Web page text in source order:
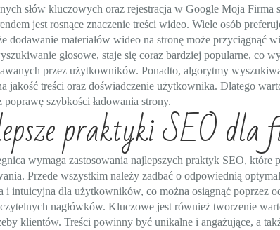
słów kluczowych oraz rejestracja w Google Moja Firma
jest rosnące znaczenie treści wideo. Wiele osób
dodawanie materiałów wideo na stronę może przyciągnąć
głosowe, staje się coraz bardziej popularne, co
przez użytkowników. Ponadto, algorytmy
jakość treści oraz doświadczenie użytkownika. Dlatego
szybkości ładowania strony.
praktyki SEO dla
wymaga zastosowania najlepszych praktyk SEO, które
Przede wszystkim należy zadbać o odpowiednią
i intuicyjna dla użytkowników, co można osiągnąć poprzez
nagłówków. Kluczowe jest również tworzenie
klientów. Treści powinny być unikalne i angażujące, a